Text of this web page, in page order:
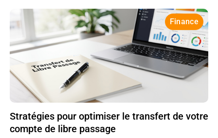
Finance
Stratégies pour optimiser le transfert de votre
compte de libre passage